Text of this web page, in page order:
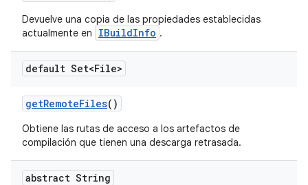
Devuelve una copia de las propiedades establecidas
actualmente en
IBuildInfo .
default Set<File>
getRemoteFiles()
Obtiene las rutas de acceso a los artefactos de
compilación que tienen una descarga retrasada.
abstract String